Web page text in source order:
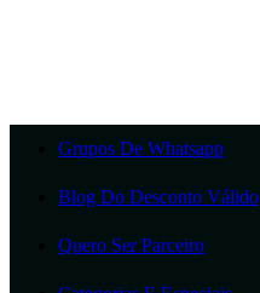
Grupos De Whatsapp
Blog Do Desconto Válido
Quero Ser Parceiro